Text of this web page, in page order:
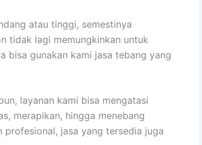
atau tinggi, semestinya
tidak lagi memungkinkan untuk
bisa gunakan kami jasa tebang yang
layanan kami bisa mengatasi
merapikan, hingga menebang
profesional, jasa yang tersedia juga